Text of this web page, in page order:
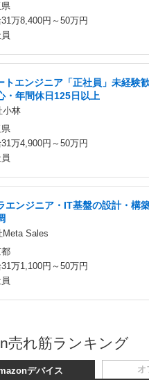
31万8,400円～50万円
トエンジニア「正社員」未経験
・年間休日125日以上
小林
31万4,900円～50万円
エンジニア・IT基盤の設計・構
Meta Sales
31万1,100円～50万円
売れ筋ランキング
デバイス オ